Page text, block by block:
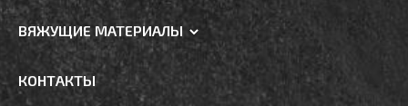
ВЯЖУЩИЕ МАТЕРИАЛЫ
КОНТАКТЫ